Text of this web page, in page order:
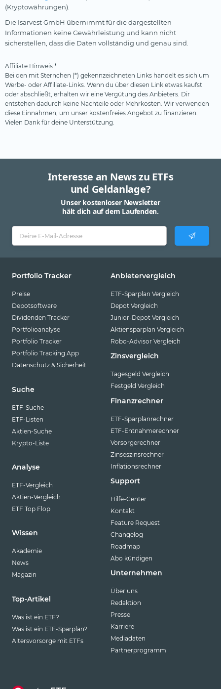
(Kryptowährungen).
Die Isarvest GmbH übernimmt für die dargestellten
Informationen keine Gewährleistung und kann nicht
sicherstellen, dass die Daten vollständig und genau sind.
Affiliate Hinweis *
Bei den mit Sternchen (*) gekennzeichneten Links handelt es sich um
Werbe- oder Affiliate-Links. Wenn du über diesen Link etwas kaufst
oder abschließt, erhalten wir eine Vergütung des Anbieters. Dir
entstehen dadurch keine Nachteile oder Mehrkosten. Wir verwenden
diese Einnahmen, um unser kostenfreies Angebot zu finanzieren.
Vielen Dank für deine Unterstützung.
Interesse an News zu ETFs
und Geldanlage?
Unser kostenloser Newsletter
hält dich auf dem Laufenden.
Portfolio Tracker
Preise
Depotsoftware
Dividenden Tracker
Portfolioanalyse
Portfolio Tracker
Portfolio Tracking App
Datenschutz & Sicherheit
Suche
ETF-Suche
ETF-Listen
Aktien-Suche
Krypto-Liste
Analyse
ETF-Vergleich
Aktien-Vergleich
ETF Top Flop
Wissen
Akademie
News
Magazin
Top-Artikel
Was ist ein ETF?
Was ist ein ETF-Sparplan?
Altersvorsorge mit ETFs
Anbietervergleich
ETF-Sparplan Vergleich
Depot Vergleich
Junior-Depot Vergleich
Aktiensparplan Vergleich
Robo-Advisor Vergleich
Zinsvergleich
Tagesgeld Vergleich
Festgeld Vergleich
Finanzrechner
ETF-Sparplanrechner
ETF-Entnahmerechner
Vorsorgerechner
Zinseszinsrechner
Inflationsrechner
Support
Hilfe-Center
Kontakt
Feature Request
Changelog
Roadmap
Abo kündigen
Unternehmen
Über uns
Redaktion
Presse
Karriere
Mediadaten
Partnerprogramm